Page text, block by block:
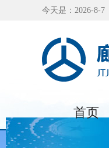
今天是：2026-8-7
首页